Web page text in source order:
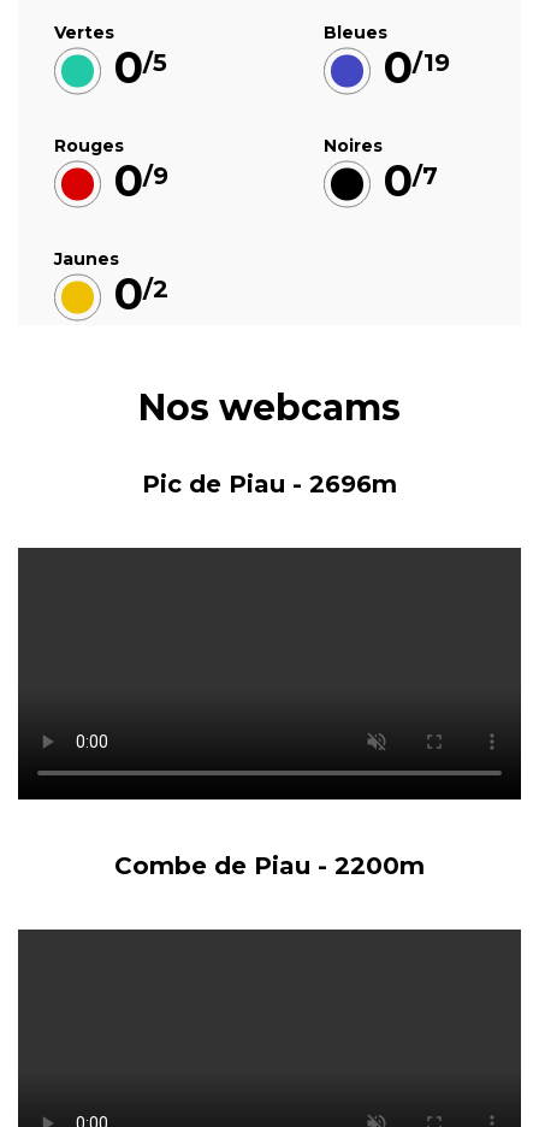
Vertes
0/5
Bleues
0/19
Rouges
0/9
Noires
0/7
Jaunes
0/2
Nos webcams
Pic de Piau - 2696m
Combe de Piau - 2200m